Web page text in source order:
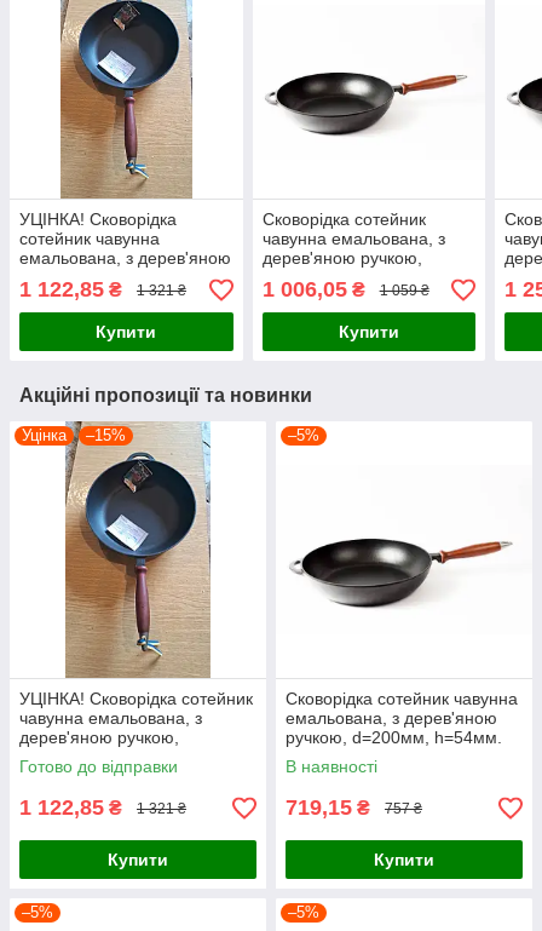
УЦІНКА! Сковорідка
сотейник чавунна
емальована, з дерев'яною
h=60мм. Матово-чорна
1 122,85 ₴ 1 321 ₴
Купити
Сковорідка сотейник
чавунна емальована, з
дерев'яною ручкою,
Матово-чорна
1 006,05₴ 1 059 ₴
Купити
1
Акційні пропозиції та новинки
Уцінка –15%
УЦІНКА! Сковорідка сотейник
чавунна емальована, з
дерев'яною ручкою,
d=280мм, h=60мм. Матово-
чорна
Готово до відправки
1 122,85 ₴ 1 321 ₴
Купити
–5%
Сковорідка сотейник чавунна
емальована, з дерев'яною
ручкою, d=200мм, h=54мм.
Матово-чорна
В наявності
719,15 ₴ 757 ₴
Купити
–5% –5%